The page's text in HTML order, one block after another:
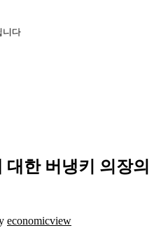
니다
한 버냉키 의장의
economicview